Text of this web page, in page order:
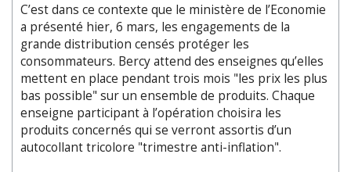
C’est dans ce contexte que le ministère de l’Economie
a présenté hier, 6 mars, les engagements de la
grande distribution censés protéger les
consommateurs. Bercy attend des enseignes qu’elles
mettent en place pendant trois mois "les prix les plus
bas possible" sur un ensemble de produits. Chaque
enseigne participant à l’opération choisira les
produits concernés qui se verront assortis d’un
autocollant tricolore "trimestre anti-inflation".